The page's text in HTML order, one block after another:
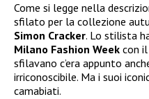
Come si legge nella
sfilato per la collezione
Simon Cracker. Lo stilista
Milano Fashion Week con
sfilavano c’era appunto
irriconoscibile. Ma i suoi
camabiati.